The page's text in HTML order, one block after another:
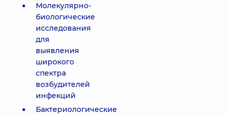
Молекулярно-
биологические
исследования
для
выявления
широкого
спектра
возбудителей
инфекций
Бактериологические